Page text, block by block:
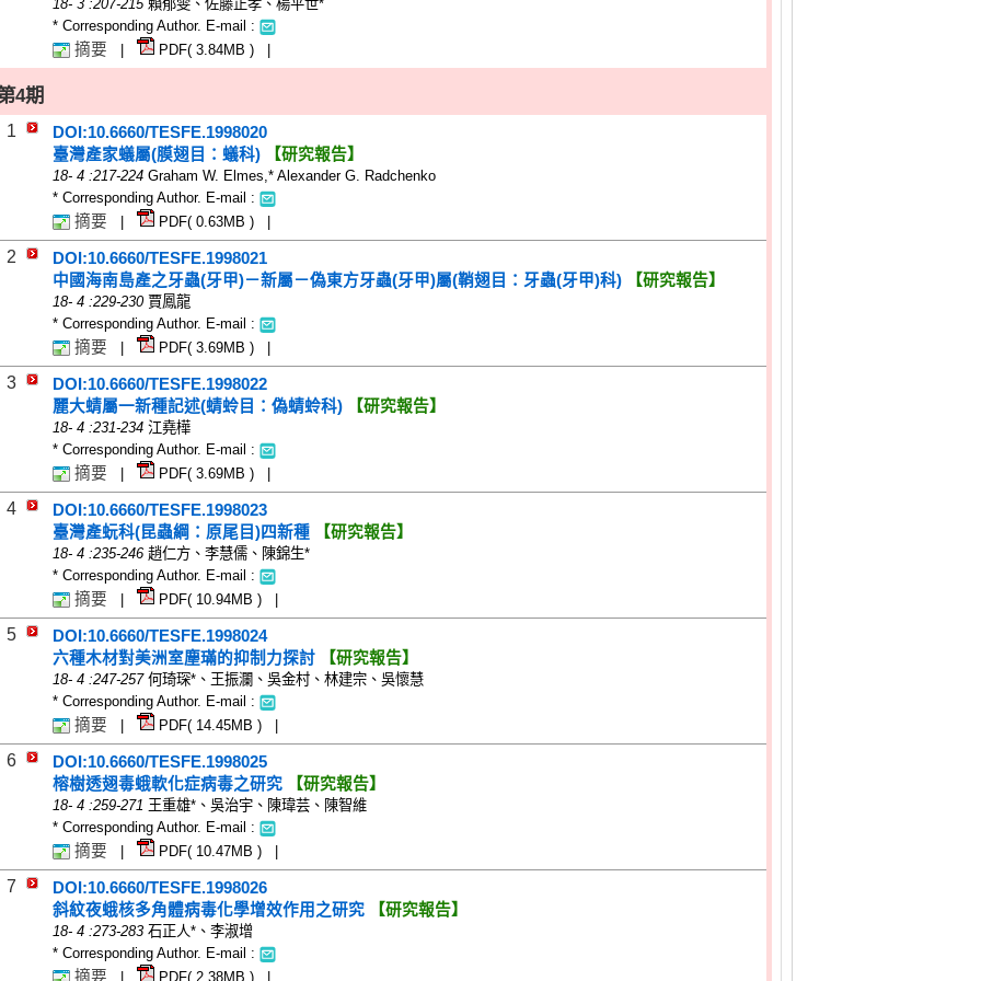
18- 3 :207-215 賴郁雯、佐藤正孝、楊平世*
* Corresponding Author. E-mail :
摘要 PDF( 3.84MB ) |
4期
1
DOI:10.6660/TESFE.1998020
臺灣產家蟻屬(膜翅目：蟻科)
【研究報告】
18- 4 :217-224 Graham W. Elmes,* Alexander G. Radchenko
* Corresponding Author. E-mail :
摘要 PDF( 0.63MB ) |
2
DOI:10.6660/TESFE.1998021
中國海南島產之牙蟲(牙甲)－新屬－偽東方牙蟲(牙甲)屬(鞘翅目：牙蟲(牙甲)科)
【研究報告】
18- 4 :229-230 賈鳳龍
* Corresponding Author. E-mail :
摘要 PDF( 3.69MB ) |
3
DOI:10.6660/TESFE.1998022
麗大蜻屬一新種記述(蜻蛉目：偽蜻蛉科)
【研究報告】
18- 4 :231-234 江堯樺
* Corresponding Author. E-mail :
摘要 PDF( 3.69MB ) |
4
DOI:10.6660/TESFE.1998023
臺灣產蚖科(昆蟲綱：原尾目)四新種
【研究報告】
18- 4 :235-246 趙仁方、李慧儒、陳錦生*
* Corresponding Author. E-mail :
摘要 PDF( 10.94MB ) |
5
DOI:10.6660/TESFE.1998024
六種木材對美洲室塵璊的抑制力探討
【研究報告】
18- 4 :247-257 何琦琛*、王振瀾、吳金村、林建宗、吳懷慧
* Corresponding Author. E-mail :
摘要 PDF( 14.45MB ) |
6
DOI:10.6660/TESFE.1998025
榕樹透翅毒蛾軟化症病毒之研究
【研究報告】
18- 4 :259-271 王重雄*、吳治宇、陳瑋芸、陳智維
* Corresponding Author. E-mail :
摘要 PDF( 10.47MB ) |
7
DOI:10.6660/TESFE.1998026
斜紋夜蛾核多角體病毒化學增效作用之研究
【研究報告】
18- 4 :273-283 石正人*、李淑增
* Corresponding Author. E-mail :
摘要 PDF( 2.38MB ) |